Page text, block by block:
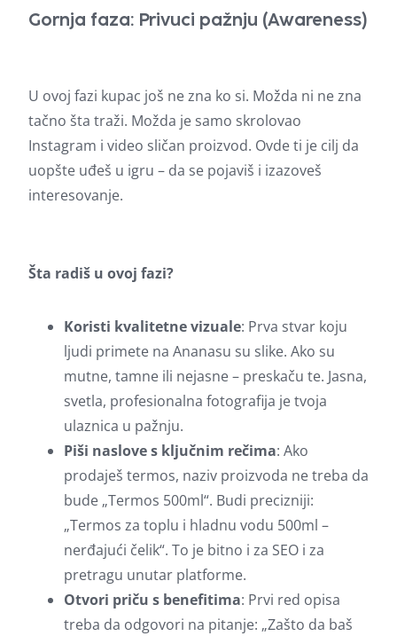
Gornja faza: Privuci pažnju (Awareness)
U ovoj fazi kupac još ne zna ko si. Možda ni ne zna
tačno šta traži. Možda je samo skrolovao
Instagram i video sličan proizvod. Ovde ti je cilj da
uopšte uđeš u igru – da se pojaviš i izazoveš
interesovanje.
Šta radiš u ovoj fazi?
Koristi kvalitetne vizuale: Prva stvar koju
ljudi primete na Ananasu su slike. Ako su
mutne, tamne ili nejasne – preskaču te. Jasna,
svetla, profesionalna fotografija je tvoja
ulaznica u pažnju.
Piši naslove s ključnim rečima: Ako
prodaješ termos, naziv proizvoda ne treba da
bude „Termos 500ml“. Budi precizniji:
„Termos za toplu i hladnu vodu 500ml –
nerđajući čelik“. To je bitno i za SEO i za
pretragu unutar platforme.
Otvori priču s benefitima: Prvi red opisa
treba da odgovori na pitanje: „Zašto da baš